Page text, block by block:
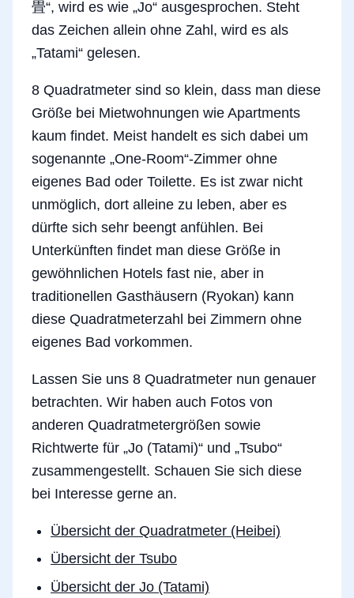
畳“, wird es wie „Jo“ ausgesprochen. Steht
das Zeichen allein ohne Zahl, wird es als
„Tatami“ gelesen.
8 Quadratmeter sind so klein, dass man diese
Größe bei Mietwohnungen wie Apartments
kaum findet. Meist handelt es sich dabei um
sogenannte „One-Room“-Zimmer ohne
eigenes Bad oder Toilette. Es ist zwar nicht
unmöglich, dort alleine zu leben, aber es
dürfte sich sehr beengt anfühlen. Bei
Unterkünften findet man diese Größe in
gewöhnlichen Hotels fast nie, aber in
traditionellen Gasthäusern (Ryokan) kann
diese Quadratmeterzahl bei Zimmern ohne
eigenes Bad vorkommen.
Lassen Sie uns 8 Quadratmeter nun genauer
betrachten. Wir haben auch Fotos von
anderen Quadratmetergrößen sowie
Richtwerte für „Jo (Tatami)“ und „Tsubo“
zusammengestellt. Schauen Sie sich diese
bei Interesse gerne an.
Übersicht der Quadratmeter (Heibei)
Übersicht der Tsubo
Übersicht der Jo (Tatami)